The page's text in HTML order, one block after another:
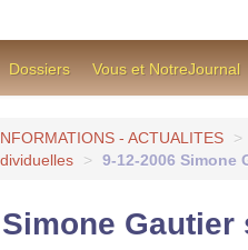
Dossiers Vous et NotreJournal
- ACTUALITES >
> 9-12-2006 Simone
Gautier